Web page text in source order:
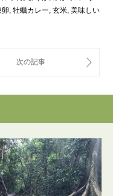
卵, 牡蠣カレー, 玄米, 美味しい